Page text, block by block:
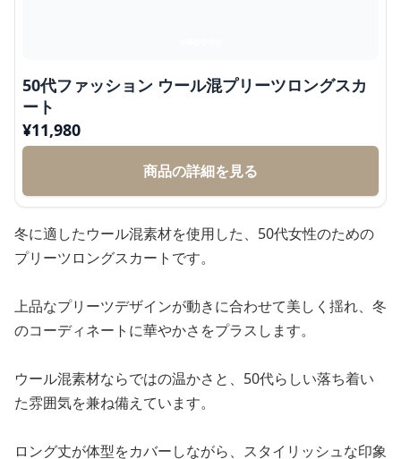
50代ファッション ウール混プリーツロングスカ
ート
¥11,980
商品の詳細を見る
冬に適したウール混素材を使用した、50代女性のための
プリーツロングスカートです。
上品なプリーツデザインが動きに合わせて美しく揺れ、冬
のコーディネートに華やかさをプラスします。
ウール混素材ならではの温かさと、50代らしい落ち着い
た雰囲気を兼ね備えています。
ロング丈が体型をカバーしながら、スタイリッシュな印象